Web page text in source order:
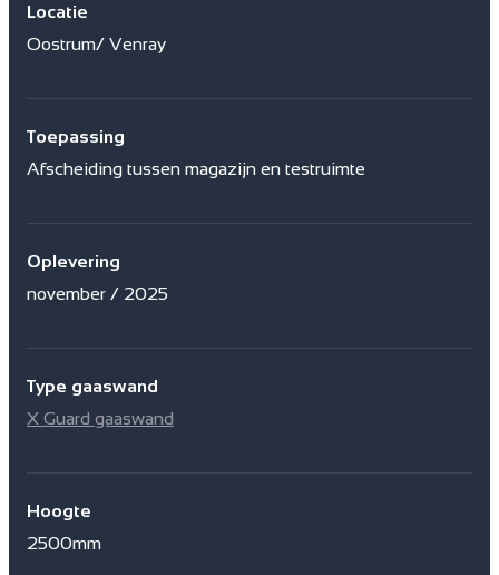
Locatie
Oostrum/ Venray
Toepassing
Afscheiding tussen magazijn en testruimte
Oplevering
november / 2025
Type gaaswand
X Guard gaaswand
Hoogte
2500mm